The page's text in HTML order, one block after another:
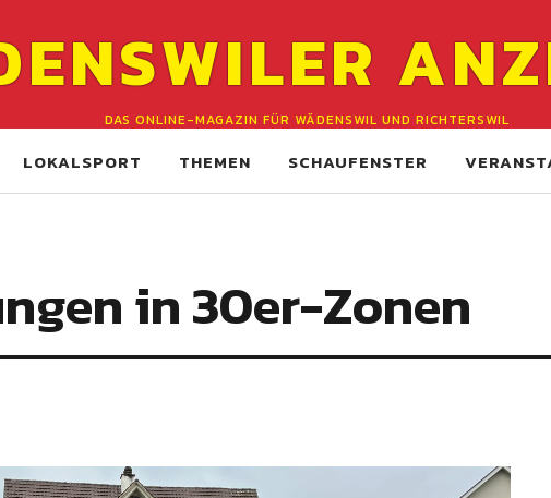
DAS ONLINE-MAGAZIN FÜR WÄDENSWIL UND RICHTERSWIL
LOKALSPORT THEMEN SCHAUFENSTER
in 30er-Zonen